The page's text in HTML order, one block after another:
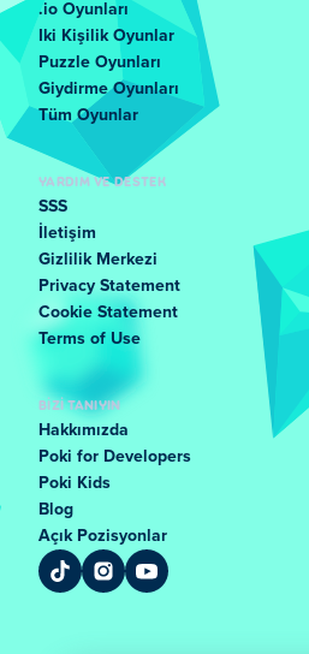
.io Oyunları
Iki Kişilik Oyunlar
Puzzle Oyunları
Giydirme Oyunları
Tüm Oyunlar
YARDIM VE DESTEK
SSS
İletişim
Gizlilik Merkezi
Privacy Statement
Cookie Statement
Terms of Use
BIZI TANIYIN
Hakkımızda
Poki for Developers
Poki Kids
Blog
Açık Pozisyonlar